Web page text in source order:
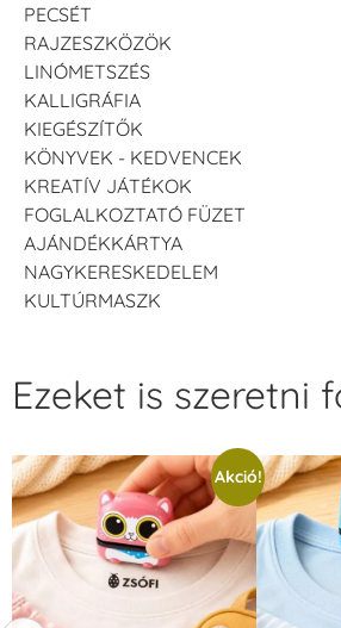
PECSÉT
RAJZESZKÖZÖK
LINÓMETSZÉS
KALLIGRÁFIA
KIEGÉSZÍTŐK
KÖNYVEK - KEDVENCEK
KREATÍV JÁTÉKOK
FOGLALKOZTATÓ FÜZET
AJÁNDÉKKÁRTYA
NAGYKERESKEDELEM
KULTÚRMASZK
Ezeket is szeretni
Akció!